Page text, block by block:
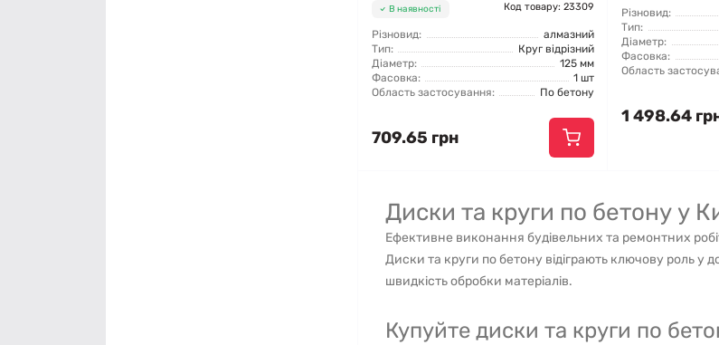
В наявності Код товару: 23309
Різновид:
алмазний
Тип:
Круг відрізний
Діаметр:
125 мм
Фасовка:
1 шт
Область застосування:
По бетону
709.65 грн
Різновид:
Тип:
Діаметр:
Фасовка:
Область
1 498.64
Диски та круги по бетону у
Ефективне виконання будівельних та ремонтних
Диски та круги по бетону відіграють ключову роль у
швидкість обробки матеріалів.
Купуйте диски та круги по